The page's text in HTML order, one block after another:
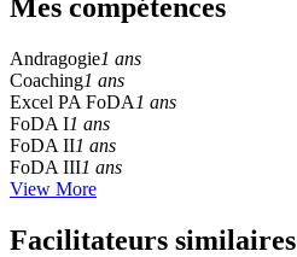
Mes compétences
Andragogie1 ans
Coaching1 ans
Excel PA FoDA 1 ans
FoDA I1 ans
FoDA II1 ans
FoDA III1 ans
View More
Facilitateurs similaires